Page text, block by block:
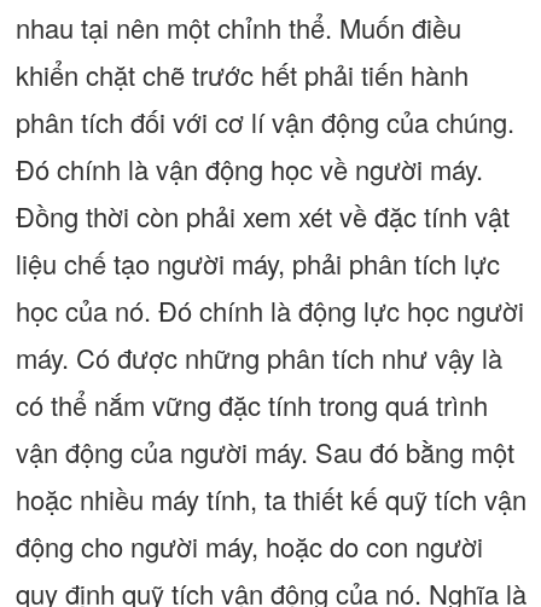
nhau tại nên một chỉnh thể. Muốn điều
khiển chặt chẽ trước hết phải tiến hành
phân tích đối với cơ lí vận động của chúng.
Đó chính là vận động học về người máy.
Đồng thời còn phải xem xét về đặc tính vật
liệu chế tạo người máy, phải phân tích lực
học của nó. Đó chính là động lực học người
máy. Có được những phân tích như vậy là
có thể nắm vững đặc tính trong quá trình
vận động của người máy. Sau đó bằng một
hoặc nhiều máy tính, ta thiết kế quỹ tích vận
động cho người máy, hoặc do con người
quy định quỹ tích vận động của nó. Nghĩa là